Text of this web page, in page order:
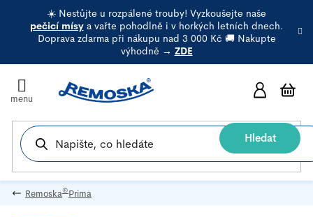
☀️ Nestůjte u rozpálené trouby! Vyzkoušejte naše
pečicí mísya vařte pohodlně i v horkých letních dnech.
Doprava zdarma při nákupu nad 3 000 Kč 🚚 Nakupte
výhodně → ZDE
Hledat
Remoska®Prima